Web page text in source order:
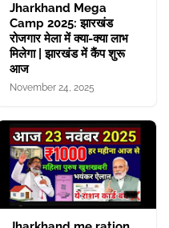
Jharkhand Mega
Camp 2025: झारखंड
रोजगार मेला में क्या-क्या लाभ
मिलेगा | झारखंड में कैंप शुरू
आज
November 24, 2025